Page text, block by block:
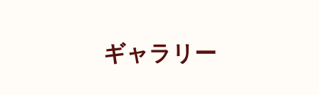
ギャラリー